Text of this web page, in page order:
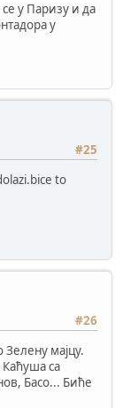
у Паризу и да
у
#25
to
#26
мајцу.
са
Басо... Биће